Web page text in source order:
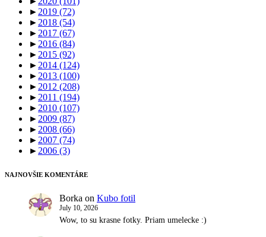
► 2019 (72)
► 2018 (54)
► 2017 (67)
► 2016 (84)
► 2015 (92)
► 2014 (124)
► 2013 (100)
► 2012 (208)
► 2011 (194)
► 2010 (107)
► 2009 (87)
► 2008 (66)
► 2007 (74)
► 2006 (3)
NAJNOVŠIE KOMENTÁRE
Borka on Kubo fotil
July 10, 2026
Wow, to su krasne fotky. Priam umelecke :)